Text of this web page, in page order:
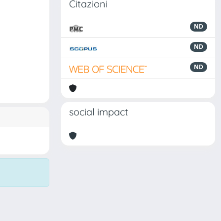
Citazioni
ND
ND
ND
social impact